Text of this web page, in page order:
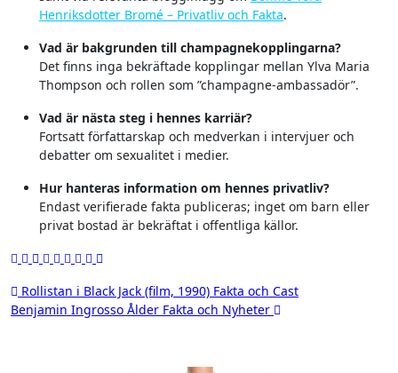
Henriksdotter Bromé – Privatliv och Fakta.
Vad är bakgrunden till champagnekopplingarna?
Det finns inga bekräftade kopplingar mellan Ylva Maria
Thompson och rollen som ”champagne-ambassadör”.
Vad är nästa steg i hennes karriär?
Fortsatt författarskap och medverkan i intervjuer och
debatter om sexualitet i medier.
Hur hanteras information om hennes privatliv?
Endast verifierade fakta publiceras; inget om barn eller
privat bostad är bekräftat i offentliga källor.
Inläggsnavigering
Rollistan i Black Jack (film, 1990) Fakta och Cast
Benjamin Ingrosso Ålder Fakta och Nyheter